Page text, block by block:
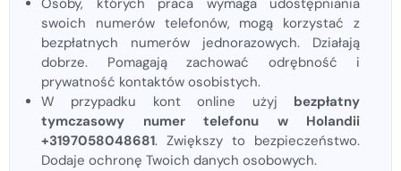
Osoby, których praca wymaga udostępniania
swoich numerów telefonów, mogą korzystać z
bezpłatnych numerów jednorazowych. Działają
dobrze. Pomagają zachować odrębność i
prywatność kontaktów osobistych.
W przypadku kont online użyj bezpłatny
tymczasowy numer telefonu w Holandii
+3197058048681. Zwiększy to bezpieczeństwo.
Dodaje ochronę Twoich danych osobowych.